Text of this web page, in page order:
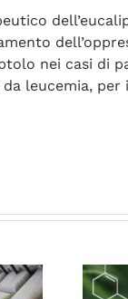
nei casi di
leucemia,